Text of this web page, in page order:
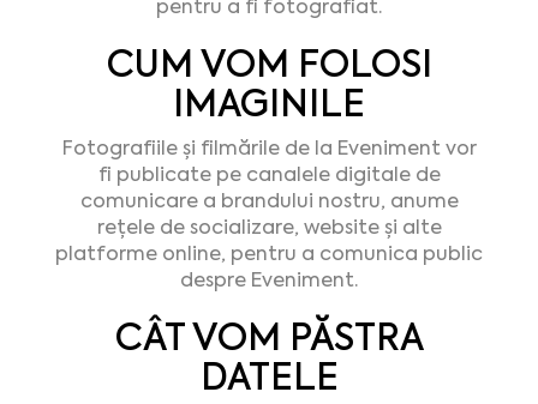
pentru a fi fotografiat.
CUM VOM FOLOSI
IMAGINILE
Fotografiile și filmările de la Eveniment vor
fi publicate pe canalele digitale de
comunicare a brandului nostru, anume
rețele de socializare, website și alte
platforme online, pentru a comunica public
despre Eveniment.
CÂT VOM PĂSTRA
DATELE